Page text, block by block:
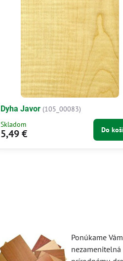
Dyha Javor (105_00083)
Skladom
5,49 € Do
Ponúkame